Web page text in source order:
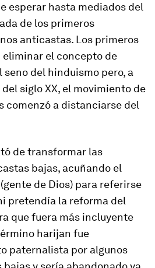
esperar hasta mediados del
de los primeros
anticastas. Los primeros
el concepto de
seno del hinduismo pero, a
siglo XX, el movimiento de
comenzó a distanciarse del
de transformar las
bajas, acuñando el
(gente de Dios) para referirse
pretendía la reforma del
que fuera más incluyente
harijan fue
paternalista por algunos